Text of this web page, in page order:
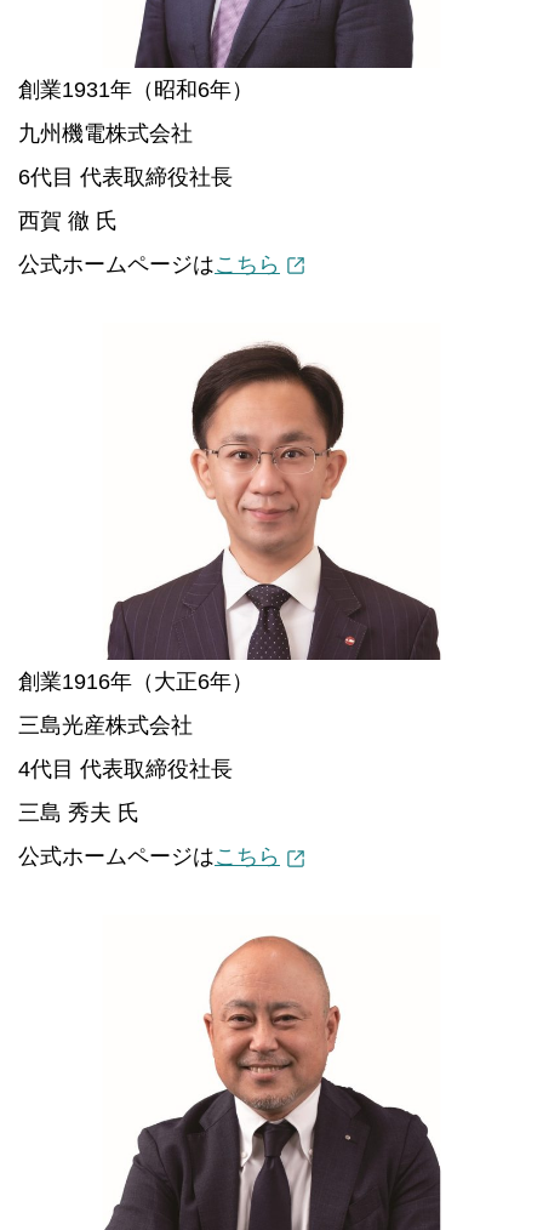
創業1931年（昭和6年）
九州機電株式会社
6代目 代表取締役社長
西賀 徹 氏
公式ホームページはこちら
創業1916年（大正6年）
三島光産株式会社
4代目 代表取締役社長
三島 秀夫 氏
公式ホームページはこちら